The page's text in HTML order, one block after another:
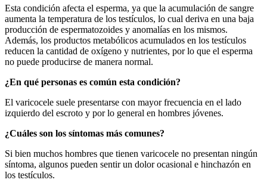
Esta condición afecta el esperma, ya que la acumulación de sangre
aumenta la temperatura de los testículos, lo cual deriva en una baja
producción de espermatozoides y anomalías en los mismos.
Además, los productos metabólicos acumulados en los testículos
reducen la cantidad de oxígeno y nutrientes, por lo que el esperma
no puede producirse de manera normal.
¿En qué personas es común esta condición?
El varicocele suele presentarse con mayor frecuencia en el lado
izquierdo del escroto y por lo general en hombres jóvenes.
¿Cuáles son los síntomas más comunes?
Si bien muchos hombres que tienen varicocele no presentan ningún
síntoma, algunos pueden sentir un dolor ocasional e hinchazón en
los testículos.